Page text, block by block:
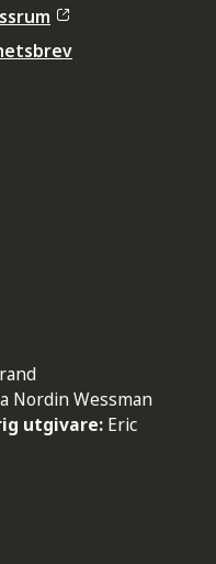
Nordin Wessman
utgivare: Eric